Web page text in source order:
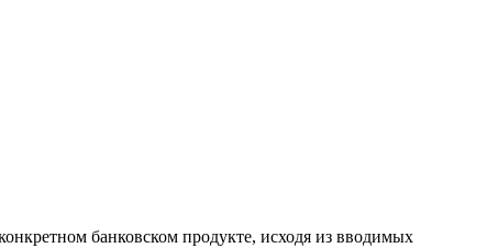
банковском продукте, исходя из вводимых